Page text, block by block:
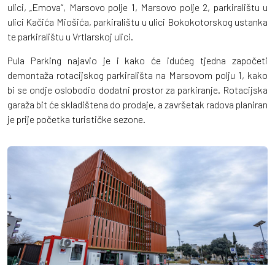
ulici, „Emova“, Marsovo polje 1, Marsovo polje 2, parkiralištu u
ulici Kačića Miošića, parkiralištu u ulici Bokokotorskog ustanka
te parkiralištu u Vrtlarskoj ulici.
Pula Parking najavio je i kako će idućeg tjedna započeti
demontaža rotacijskog parkirališta na Marsovom polju 1, kako
bi se ondje oslobodio dodatni prostor za parkiranje. Rotacijska
garaža bit će skladištena do prodaje, a završetak radova planiran
je prije početka turističke sezone.